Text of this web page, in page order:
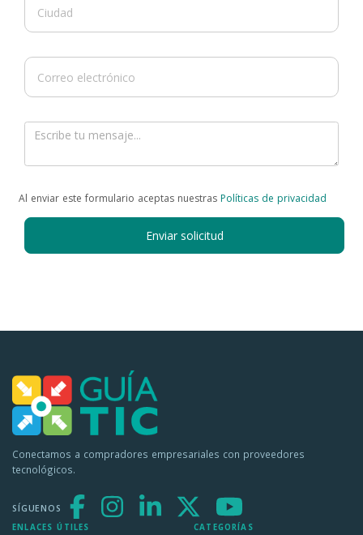
Al enviar este formulario aceptas nuestras Políticas de privacidad
Enviar solicitud
Conectamos a compradores empresariales con proveedores
tecnológicos.
SÍGUENOS
ENLACES ÚTILES CATEGORÍAS